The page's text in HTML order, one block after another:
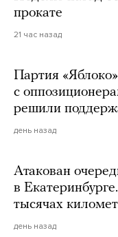
прокате
21 час назад
Партия
с
решили
день назад
Атакован
в
тысячах
день назад